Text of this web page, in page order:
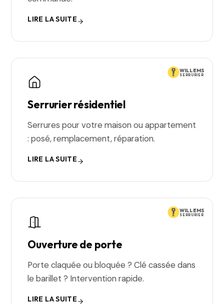
LIRE LA SUITE
WILLEMS
SERRURIER
Serrurier résidentiel
Serrures pour votre maison ou appartement
: posé, remplacement, réparation.
LIRE LA SUITE
WILLEMS
SERRURIER
Ouverture de porte
Porte claquée ou bloquée ? Clé cassée dans
le barillet ? Intervention rapide.
LIRE LA SUITE